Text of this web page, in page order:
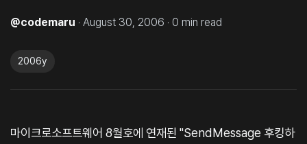
@codemaru · August 30, 2006 · 0 min read
2006y
마이크로소프트웨어 8월호에 연재된 "SendMessage 후킹하